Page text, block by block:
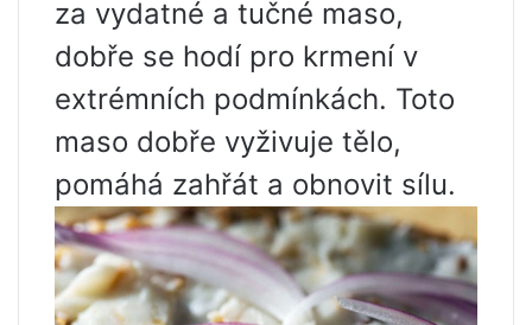
za vydatné a tučné maso,
dobře se hodí pro krmení v
extrémních podmínkách. Toto
maso dobře vyživuje tělo,
pomáhá zahřát a obnovit sílu.